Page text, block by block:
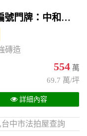
台中市大雅區中和路47號（整編號門牌：中和路90號）
磚造
554 萬
69.7 萬/坪
詳細內容
中市法拍屋查詢